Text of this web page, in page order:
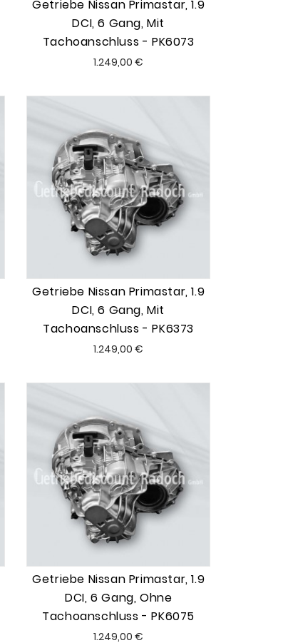
Getriebe Nissan Primastar, 1.9
DCI, 6 Gang, Mit
Tachoanschluss - PK6073
1.249,00 €
Getriebe Nissan Primastar, 1.9
DCI, 6 Gang, Mit
Tachoanschluss - PK6373
1.249,00 €
Getriebe Nissan Primastar, 1.9
DCI, 6 Gang, Ohne
Tachoanschluss - PK6075
1.249,00 €